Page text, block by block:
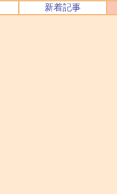
新着記事